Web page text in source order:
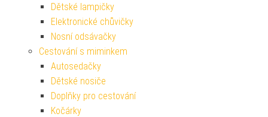
Dětské lampičky
Elektronické chůvičky
Nosní odsávačky
Cestování s miminkem
Autosedačky
Dětské nosiče
Doplňky pro cestování
Kočárky